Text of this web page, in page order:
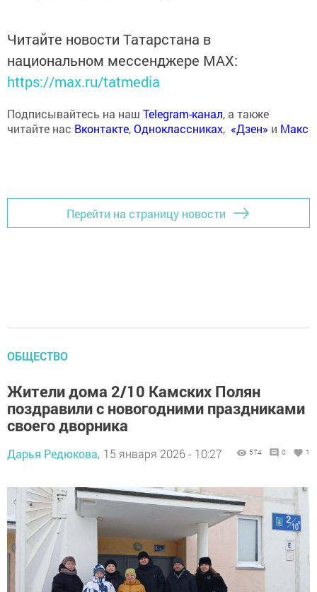
Читайте новости Татарстана в
национальном мессенджере MАХ:
https://max.ru/tatmedia
Подписывайтесь на наш Telegram-канал, а также
читайте нас Вконтакте,Одноклассниках, «Дзен» и Макс
Перейти на страницу новости
ОБЩЕСТВО
Жители дома 2/10 Камских Полян
поздравили с новогодними праздниками
своего дворника
Дарья Редюкова, 15 января 2026 - 10:27 574 0 1